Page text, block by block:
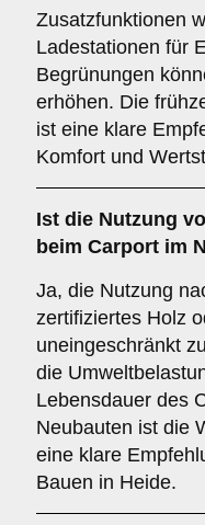
Zusatzfunktionen
Ladestationen für
Begrünungen
erhöhen. Die
ist eine klare
Komfort und
Ist die Nutzung
beim Carport im
Ja, die Nutzung
zertifiziertes Holz
uneingeschränkt
die
Lebensdauer des
Neubauten ist die
eine klare
Bauen in Heide.